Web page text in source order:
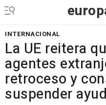
INTERNACIONAL
La UE reitera
agentes
retroceso y
suspender